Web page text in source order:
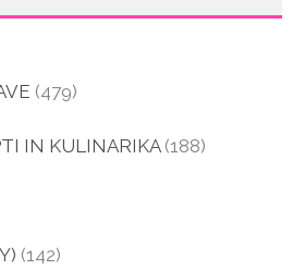
(479)
IN KULINARIKA(188)
(142)